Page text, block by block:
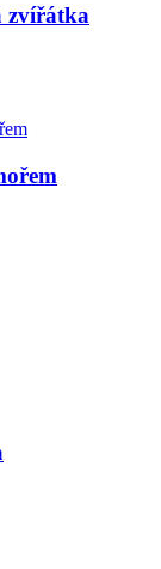
zvířátka